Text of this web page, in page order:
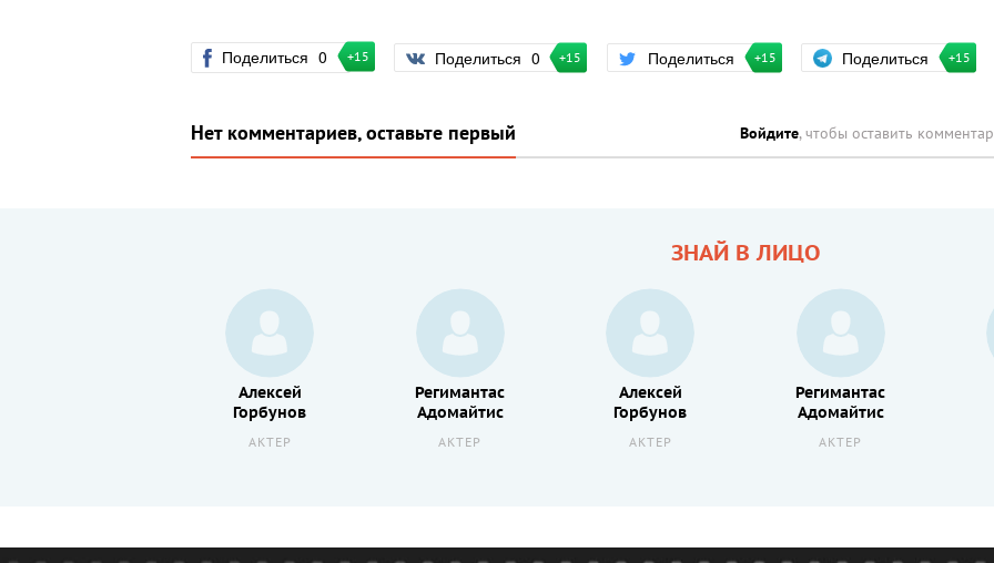
Поделиться 0 +15 Поделиться 0 +15 Поделиться +15 Поделиться +15
Нет комментариев, оставьте первый Войдите, чтобы оставить
ЗНАЙ В ЛИЦО
Алексей
Горбунов
АКТЕР
Регимантас
Адомайтис
АКТЕР
Алексей
Горбунов
АКТЕР
Регимантас
Адомайтис
АКТЕР